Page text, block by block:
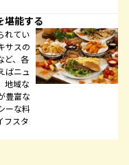
堪能する
れてい
サスの
ど、各
ばニュ
地域な
豊富な
ーな料
フスタ